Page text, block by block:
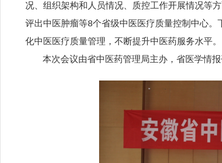
况、组织架构和人员情况、质控工作开展情况等
评出中医肿瘤等8个省级中医医疗质量控制中心
化中医医疗质量管理，不断提升中医药服务水平。
本次会议由省中医药管理局主办，省医学情